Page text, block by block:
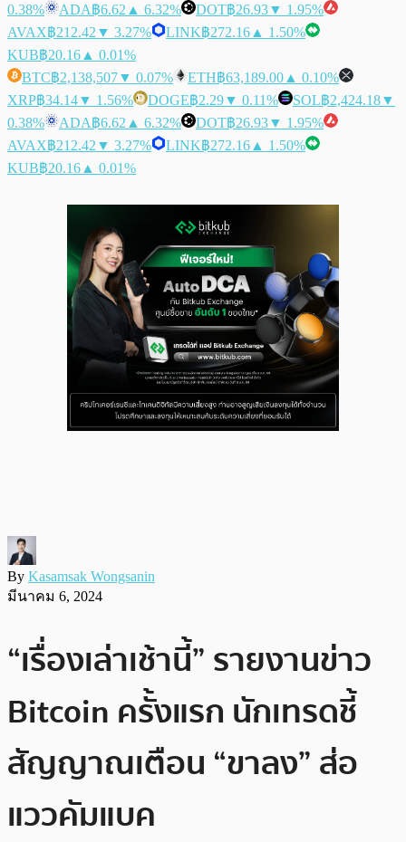
0.38%
ADA฿6.62 ▲ 6.32% DOT฿26.93▼ 1.95%
AVAX฿212.42 ▼ 3.27% LINK฿272.16 ▲ 1.50%
KUB฿20.16 ▲ 0.01%
BTC฿2,138,507▼ 0.07% ETH฿63,189.00 ▲ 0.10%
XRP฿34.14▼ 1.56% DOGE฿2.29▼ 0.11% SOL฿2,424.18▼
0.38%
ADA฿6.62 ▲ 6.32% DOT฿26.93▼ 1.95%
AVAX฿212.42 ▼ 3.27% LINK฿272.16 ▲ 1.50%
KUB฿20.16 ▲ 0.01%
By Kasamsak Wongsanin
มีนาคม 6, 2024
“เรื่องเล่าเช้านี้” รายงานข่าว
Bitcoin ครั้งแรก นักเทรดชี้
สัญญาณเตือน “ขาลง” ส่อ
แววคัมแบค